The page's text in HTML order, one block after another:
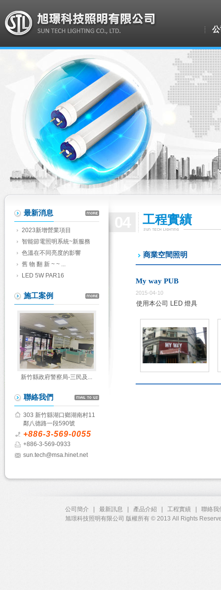
最新消息
2023新增營業項目
智能節電照明系統~新服務
色溫在不同亮度的影響
舊 物 翻 新 ~ ~ ...
LED 5W PAR16
施工案例
新竹縣政府警察局-三民及...
聯絡我們
303 新竹縣湖口鄉湖南村11
鄰八德路一段590號
+886-3-569-0055
+886-3-569-0933
sun.tech@msa.hinet.net
工程實績
商業空間照明
My way PUB
2015-04-10
使用本公司 LED 燈具
公司簡介 最新訊息 產品介紹 工程實績
聯絡我
旭璟科技照明有限公司 版權所有 © 2013 All Rights